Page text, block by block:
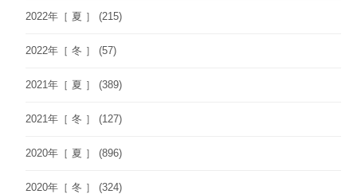
2022年［ 夏 ］ (215)
2022年［ 冬 ］ (57)
2021年［ 夏 ］ (389)
2021年［ 冬 ］ (127)
2020年［ 夏 ］ (896)
2020年［ 冬 ］ (324)